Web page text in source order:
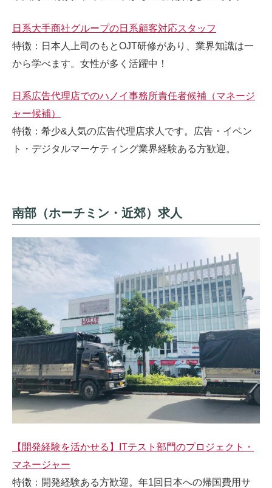
日系大手商社グループの日系顧客対応スタッフ
特徴：日本人上司のもとOJT研修があり、業界知識は一
から学べます。女性が多く活躍中！
日系広告代理店でのハノイ事務所責任者候補（マネージ
ャー候補）
特徴：希少&人気の広告代理店求人です。広告・イベン
ト・デジタルマーケティング業界経験ある方歓迎。
南部（ホーチミン・近郊）求人
【開発経験を活かせる】ITテスト部門のプロジェクト・
マネージャー
特徴：開発経験ある方歓迎。年1回日本への帰国費用サ